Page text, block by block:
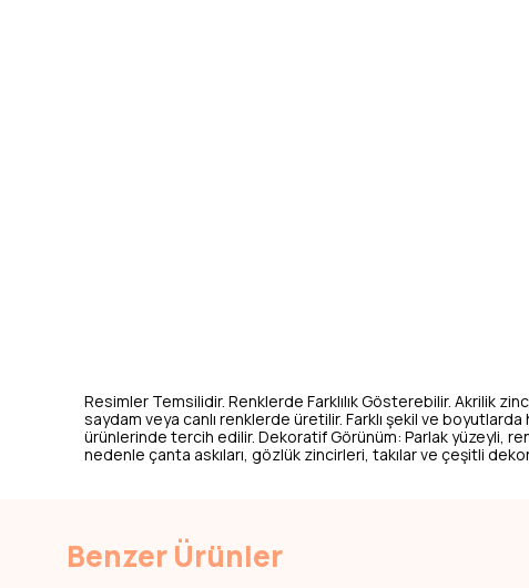
Resimler Temsilidir. Renklerde Farklılık Gösterebilir. Akrilik
saydam veya canlı renklerde üretilir. Farklı şekil ve
ürünlerinde tercih edilir. Dekoratif Görünüm: Parlak yüzeyli,
nedenle çanta askıları, gözlük zincirleri, takılar ve çeşitli
Benzer Ürünler